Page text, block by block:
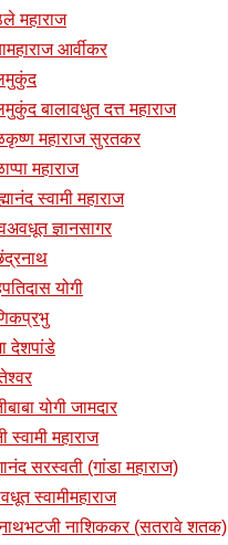
महाराज
आर्वीकर
बालावधुत दत्त महाराज
महाराज सुरतकर
महाराज
स्वामी महाराज
ज्ञानसागर
योगी
देशपांडे
योगी जामदार
स्वामी महाराज
सरस्वती (गांडा महाराज)
स्वामीमहाराज
नाशिककर (सतरावे शतक)